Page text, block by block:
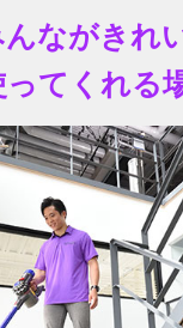
ながきれ
てくれる